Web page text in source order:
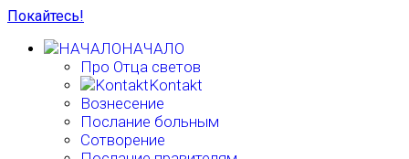
Покайтесь!
НАЧАЛО
Про Отца светов
Kontakt
Вознесение
Послание больным
Сотворение